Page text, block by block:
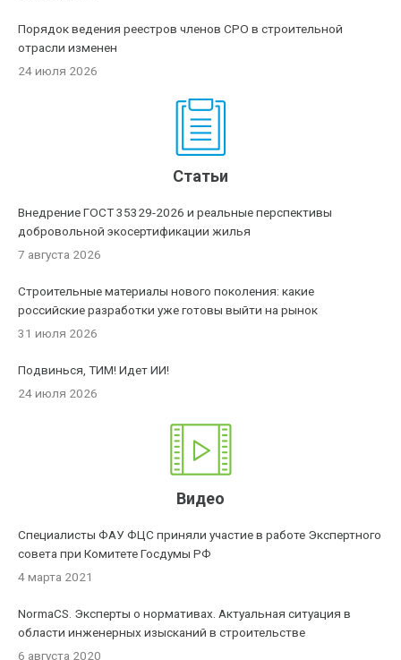
Порядок ведения реестров членов СРО в строительной
отрасли изменен
24 июля 2026
Статьи
Внедрение ГОСТ 35329-2026 и реальные перспективы
добровольной экосертификации жилья
7 августа 2026
Строительные материалы нового поколения: какие
российские разработки уже готовы выйти на рынок
31 июля 2026
Подвинься, ТИМ! Идет ИИ!
24 июля 2026
Видео
Специалисты ФАУ ФЦС приняли участие в работе Экспертного
совета при Комитете Госдумы РФ
4 марта 2021
NormaCS. Эксперты о нормативах. Актуальная ситуация в
области инженерных изысканий в строительстве
6 августа 2020